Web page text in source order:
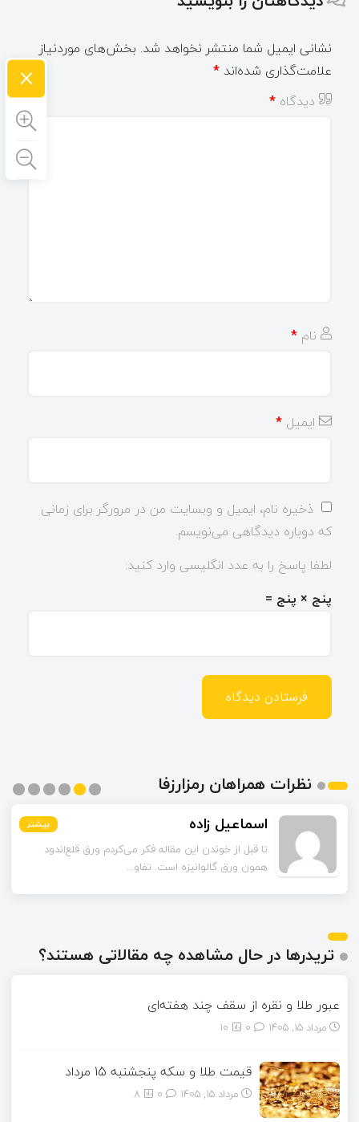
نشانی ایمیل شما منتشر نخواهد شد. بخش‌های موردنیاز
علامت‌گذاری شده‌اند *
دیدگاه *
نام *
ایمیل *
ذخیره نام، ایمیل و وبسایت من در مرورگر برای زمانی
که دوباره دیدگاهی می‌نویسم.
لطفا پاسخ را به عدد انگلیسی وارد کنید:
پنج × پنج =
نظرات همراهان رمزارزفا
بیشتر اسماعیل زاده بیشتر
تا قبل از خوندن این مقاله فکر می‌کردم ورق قلع‌اندود
همون ورق گالوانیزه است. تفاو...
بیشتر
بیشتر
بیشتر
بیشتر
تریدرها در حال مشاهده چه مقالاتی هستند؟
عبور طلا و نقره از سقف چند هفته‌ای
مرداد ۱۵, ۱۴۰۵ 10
قیمت طلا و سکه پنجشنبه 15 مرداد
مرداد ۱۵, ۱۴۰۵ 8
×